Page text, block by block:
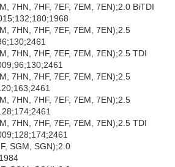
7HN, 7HF, 7EF, 7EM, 7EN);2.0 BiTDI
7HN, 7HF, 7EF, 7EM, 7EN);2.5
7HN, 7HF, 7EF, 7EM, 7EN);2.5 TDI
7HN, 7HF, 7EF, 7EM, 7EN);2.5
7HN, 7HF, 7EF, 7EM, 7EN);2.5
7HN, 7HF, 7EF, 7EM, 7EN);2.5 TDI
SGM, SGN);2.0